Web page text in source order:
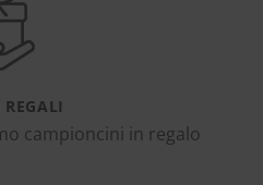
campioncini in regalo